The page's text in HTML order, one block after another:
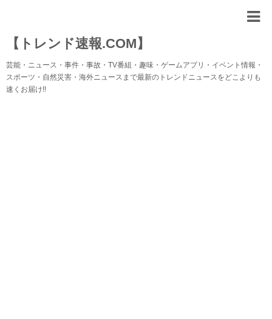
【トレンド速報.COM】
芸能・ニュース・事件・事故・TV番組・趣味・ゲームアプリ・イベント情報・
スポーツ・自然災害・海外ニュースまで最新のトレンドニュースをどこよりも
速くお届け!!